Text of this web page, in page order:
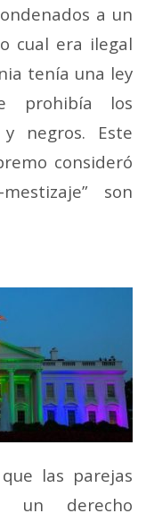
a un
cual era ilegal
tenía una ley
prohibía los
negros. Este
consideró
son
las parejas
un derecho